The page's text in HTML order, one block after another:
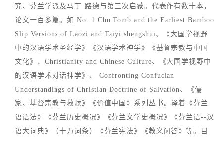
究、芬兰学派及马丁·路德与第三次启蒙。代表作有数十本，
论文一百多篇。如 No. 1 Chu Tomb and the Earliest Bamboo
Slip Versions of Laozi and Taiyi shengshui、《大国学视野
中的汉语学术圣经学》《汉语学术神学》《基督宗教与中国
文化》、Christianity and Chinese Culture、《大国学视野中
的汉语学术对话神学》、 Confronting Confucian
Understandings of Christian Doctrine of Salvation、《儒
家、基督宗教与救赎》《价值中国》系列丛书。译着《芬兰
语语法》《芬兰历史概况》《芬兰文学史概况》《芬兰语--汉
语大词典》（十万词条）《芬兰宪法》《教义问答》等。目